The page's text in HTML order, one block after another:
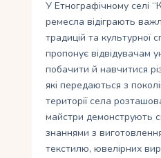
У Етнографічному селі
ремесла відіграють
традицій та культурної
пропонує відвідувачам
побачити й навчитися
які передаються з
території села
майстри демонструють
знаннями з
текстилю, ювелірних